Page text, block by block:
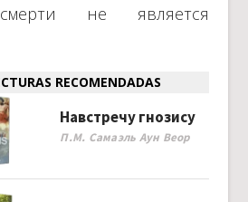
не является
RECOMENDADAS
Навстречу гнозису
П.М. Самаэль Аун Веор